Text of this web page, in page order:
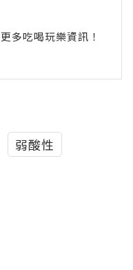
多吃喝玩樂資訊！
弱酸性